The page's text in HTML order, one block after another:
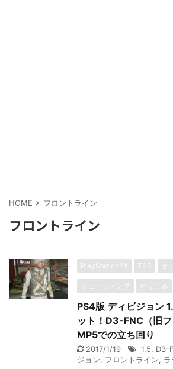
HOME > フロントライン
フロントライン
PlayStation®4 TPS
シューティング やりこみ
PS4版 ディビジョン
ット！D3-FNC（旧
MP5での立ち回り
2017/1/19 1.5, D3-
ジョン, フロントライン, ラ